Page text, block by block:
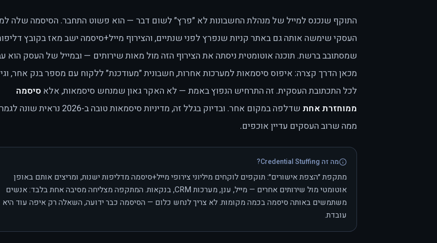
התוקף שנכנס למייל של מנהלת החשבונות לא ״פרץ״ לשום דבר — הוא פשוט התחבר. הסיסמה שלה
העסקי שימשה אותה גם באתר קניות שנפרץ לפני שנתיים, והצירוף מייל+סיסמה ישב מאז בקובץ
שמסתובב ברשת. תוכנה אוטומטית ניסתה את הצירוף הזה מול מאות שירותים — ובמייל של העסק הוא
מכאן הדרך קצרה: איפוס סיסמאות למערכות אחרות, חשבונית ״מעודכנת״ ללקוח עם מספר בנק אחר,
לכל התכתובת העסקית. זה התרחיש הנפוץ באמת — לא האקר גאון שמנחש סיסמאות, אלא סיסמה
ממוחזרת אחת
שדלפה במקום אחר. ובדיוק בגלל זה, מדיניות סיסמאות טובה ב-2026 נראית
ממה שרוב העסקים עדיין אוכפים.
מה זה Credential Stuffing?
מתקפת ״הצפת אישורים״: תוקפים לוקחים מיליוני צירופי מייל+סיסמה מדליפות ישנות, ומריצים אותם באופן
אוטומטי מול שירותים אחרים — מייל, ענן, מערכות CRM, בנקאות. המתקפה מצליחה מסיבה אחת בלבד: אנשים
משתמשים באותה סיסמה בכמה מקומות. לא צריך לנחש כלום — הסיסמה כבר ידועה, השאלה רק איפה עוד היא
עובדת.